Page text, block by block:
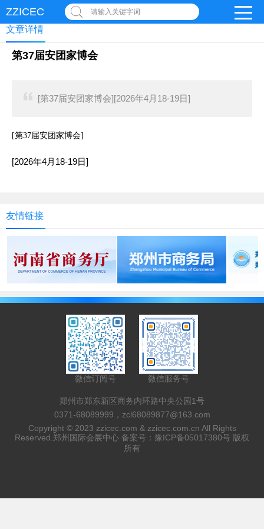
ZZICEC 请输入关键字词
文章详情
第37届安团家博会
[第37届安团家博会][2026年4月18-19日]
[第37届安团家博会]
[2026年4月18-19日]
友情链接
微信订阅号 微信服务号
郑州市郑东新区商务内环路中央公园1号
0371-68089999，zcl68089877@163.com
Copyright © 2023 zzicec.com & zzicec.com.cn All Rights
Reserved.郑州国际会展中心 备案号： 豫ICP备05017380号 版权
所有